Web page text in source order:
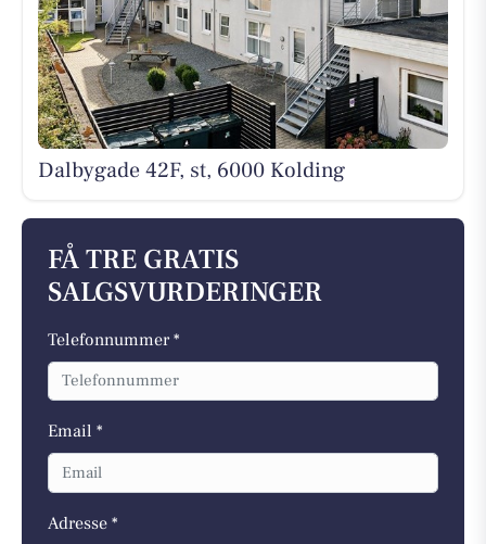
Dalbygade 42F, st, 6000 Kolding
FÅ TRE GRATIS
SALGSVURDERINGER
Telefonnummer *
Email *
Adresse *